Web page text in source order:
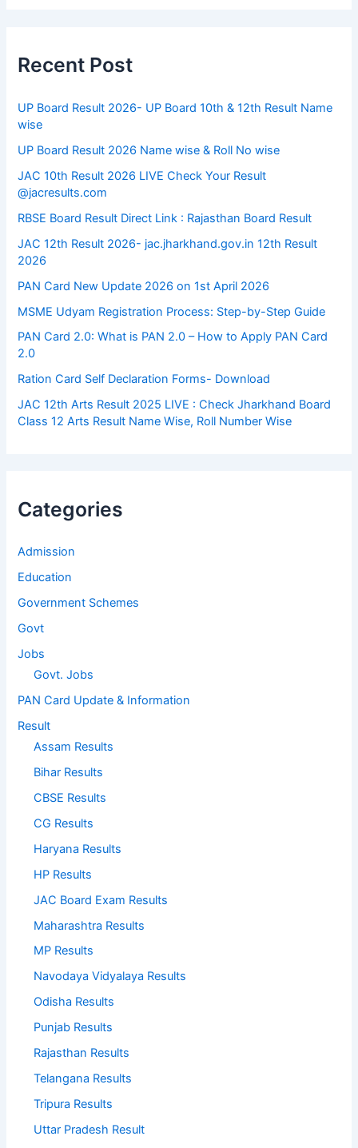
Recent Post
UP Board Result 2026- UP Board 10th & 12th Result Name
wise
UP Board Result 2026 Name wise & Roll No wise
JAC 10th Result 2026 LIVE Check Your Result
@jacresults.com
RBSE Board Result Direct Link : ​Rajasthan Board Result
JAC 12th Result 2026- jac.jharkhand.gov.in 12th Result
2026
PAN Card New Update 2026 on 1st April 2026
MSME Udyam Registration Process: Step-by-Step Guide
PAN Card 2.0: What is PAN 2.0 – How to Apply PAN Card
2.0
Ration Card Self Declaration Forms- Download
JAC 12th Arts Result 2025 LIVE : Check Jharkhand Board
Class 12 Arts Result Name Wise, Roll Number Wise
Categories
Admission
Education
Government Schemes
Govt
Jobs
Govt. Jobs
PAN Card Update & Information
Result
Assam Results
Bihar Results
CBSE Results
CG Results
Haryana Results
HP Results
JAC Board Exam Results
Maharashtra Results
MP Results
Navodaya Vidyalaya Results
Odisha Results
Punjab Results
Rajasthan Results
Telangana Results
Tripura Results
Uttar Pradesh Result